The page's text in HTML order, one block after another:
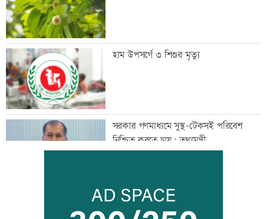
হাম উপসর্গে ৩ শিশুর মৃত্যু
সরকার গণমাধ্যমে সুস্থ-টেকসই পরিবেশ
নিশ্চিত করতে চায়: তথ্যমন্ত্রী
কিসের হাসিনা! শুধু আওয়াজ-টাওয়াজ শোনা
যায়: স্বরাষ্ট্রমন্ত্রী